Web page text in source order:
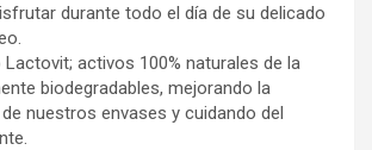
durante todo el día de su delicado
activos 100% naturales de la
biodegradables, mejorando la
nuestros envases y cuidando del